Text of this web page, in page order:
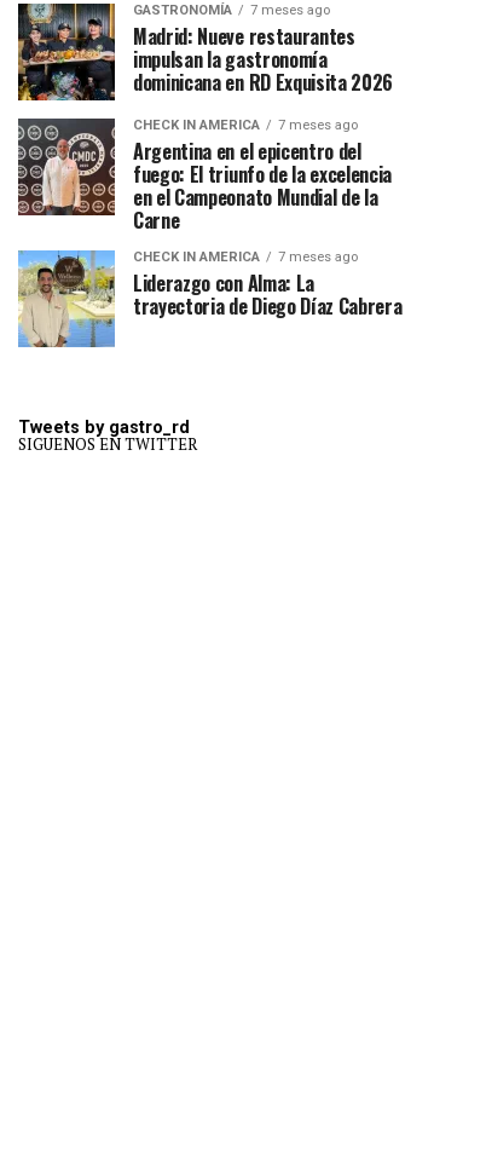
GASTRONOMÍA 7 meses ago
Madrid: Nueve restaurantes
impulsan la gastronomía
dominicana en RD Exquisita 2026
CHECK IN AMERICA 7 meses ago
Argentina en el epicentro del
fuego: El triunfo de la excelencia
en el Campeonato Mundial de la
Carne
CHECK IN AMERICA 7 meses ago
Liderazgo con Alma: La
trayectoria de Diego Díaz Cabrera
Tweets by gastro_rd
SIGUENOS EN TWITTER